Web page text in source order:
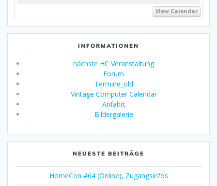
View Calendar
INFORMATIONEN
nächste HC Veranstaltung
Forum
Termine_old
Vintage Computer Calendar
Anfahrt
Bildergalerie
NEUESTE BEITRÄGE
HomeCon #64 (Online), Zugangsinfos